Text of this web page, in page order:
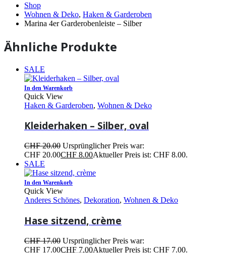
Shop
Wohnen & Deko, Haken & Garderoben
Marina 4er Garderobenleiste – Silber
Ähnliche Produkte
SALE
In den Warenkorb
Quick View
Haken & Garderoben, Wohnen & Deko
Kleiderhaken – Silber, oval
CHF20.00 Ursprünglicher Preis war:
CHF 20.00CHF 8.00Aktueller Preis ist: CHF 8.00.
SALE
In den Warenkorb
Quick View
Anderes Schönes, Dekoration, Wohnen & Deko
Hase sitzend, crème
CHF17.00 Ursprünglicher Preis war:
CHF 17.00CHF 7.00Aktueller Preis ist: CHF 7.00.